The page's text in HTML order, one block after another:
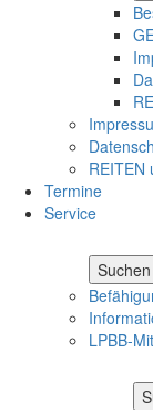
REITEN
Termine
Service
Suchen
LPBB-